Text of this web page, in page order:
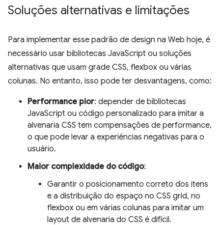
Soluções alternativas e limitações
Para implementar esse padrão de design na Web hoje, é
necessário usar bibliotecas JavaScript ou soluções
alternativas que usam grade CSS, flexbox ou várias
colunas. No entanto, isso pode ter desvantagens, como:
Performance pior: depender de bibliotecas
JavaScript ou código personalizado para imitar a
alvenaria CSS tem compensações de performance,
o que pode levar a experiências negativas para o
usuário.
Maior complexidade do código:
Garantir o posicionamento correto dos itens
e a distribuição do espaço no CSS grid, no
flexbox ou em várias colunas para imitar um
layout de alvenaria do CSS é difícil.